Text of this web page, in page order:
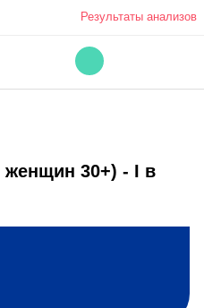
Результаты анализов
30+) - I в